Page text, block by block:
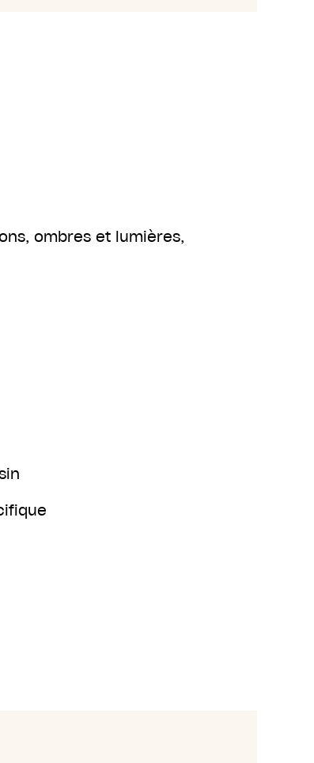
ombres et lumières,